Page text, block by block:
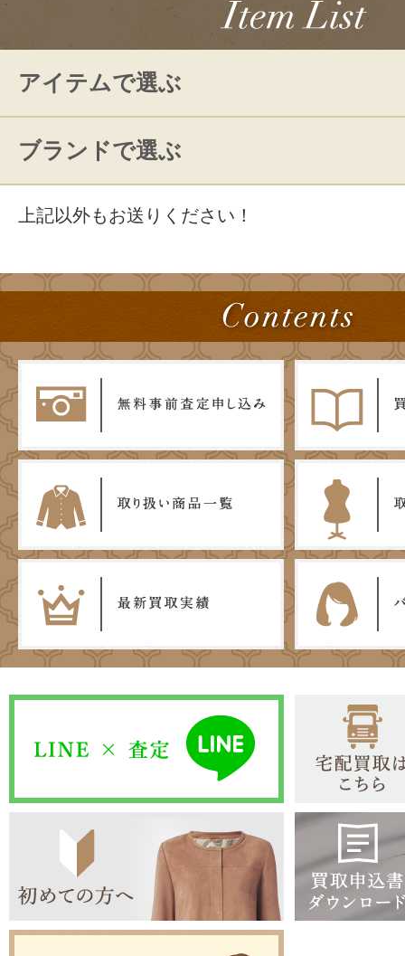
アイテムで選ぶ
ブランドで選ぶ
上記以外もお送りください！